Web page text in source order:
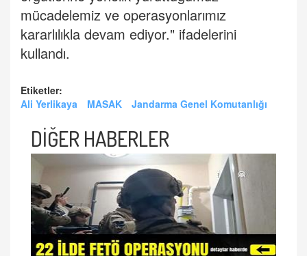
mücadelemiz ve operasyonlarımız
kararlılıkla devam ediyor." ifadelerini
kullandı.
Etiketler:
Ali Yerlikaya
MASAK Jandarma Genel Komutanlığı
DİĞER HABERLER